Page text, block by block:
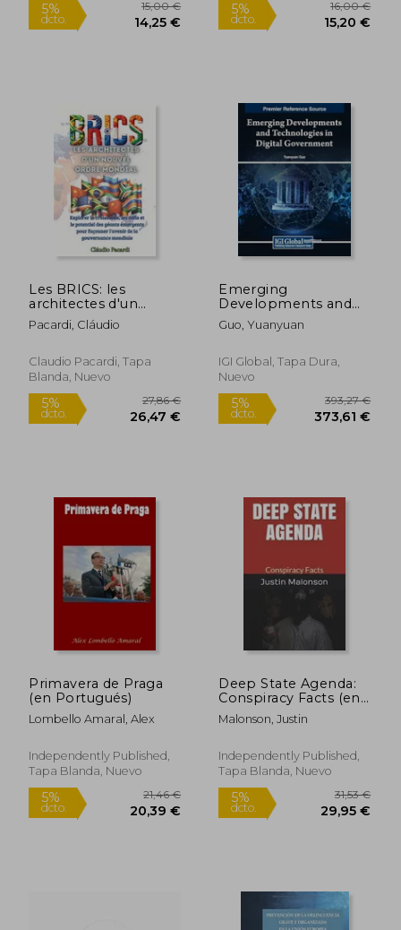
5%
dcto.
5%
dcto.
5%
dcto. 14,25 €
5%
dcto.
Les BRICS: les
architectes d'un
nouvel ordre
mondial: Explorer la
le potentiel des
géants émergents
Pacardi, Cláudio
Claudio Pacardi, Tapa
Blanda, Nuevo
Emerging
Developments and
Technologies in
Digital Government
Guo, Yuanyuan
IGI Global, Tapa Dura,
Nuevo
Primavera de Praga
(en Portugués)
Lombello Amaral, Alex
Independently Published,
Tapa Blanda, Nuevo
Deep State Agenda:
Conspiracy Facts (en
Inglés)
Malonson, Justin
Independently Published,
Tapa Blanda, Nuevo